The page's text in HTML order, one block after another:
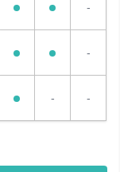
-
-
- -